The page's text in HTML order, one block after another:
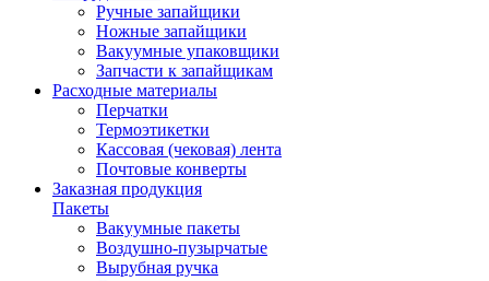
Ручные запайщики
Ножные запайщики
Вакуумные упаковщики
Запчасти к запайщикам
Расходные материалы
Перчатки
Термоэтикетки
Кассовая (чековая) лента
Почтовые конверты
Заказная продукция
Пакеты
Вакуумные пакеты
Воздушно-пузырчатые
Вырубная ручка